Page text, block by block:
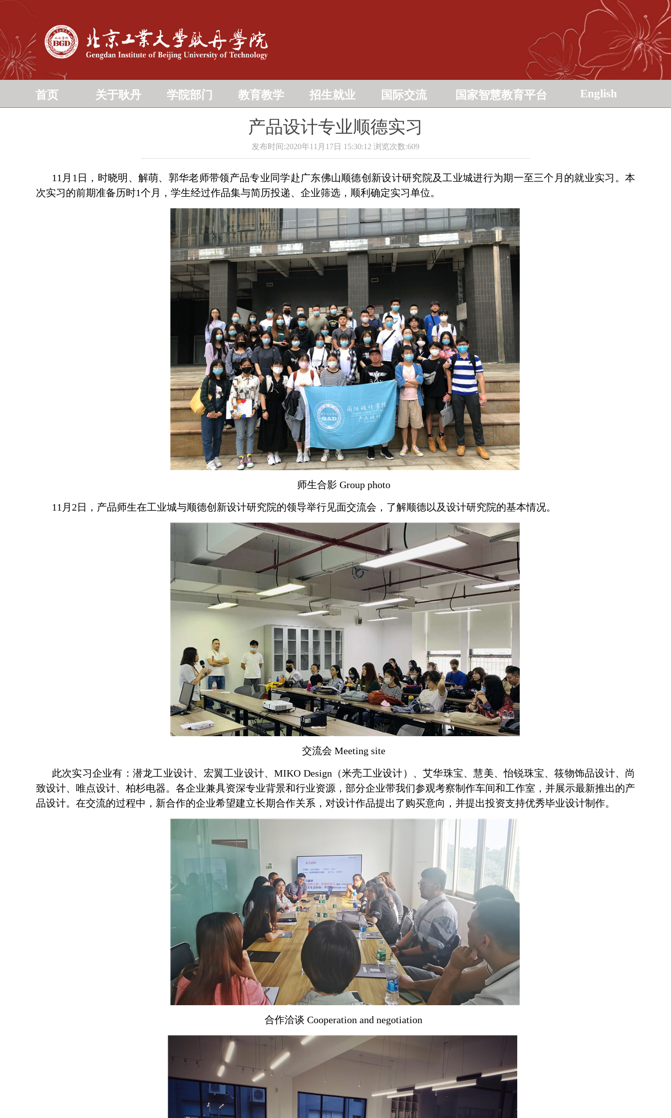
首页 关于耿丹 学院部门 教育教学 招生就业 国际交流 国家智慧教育平台 English
产品设计专业顺德实习
发布时间:2020年11月17日 15:30:12 浏览次数:609
11 月 1 日，时晓明、解萌、郭华老师带领产品专业同学赴广东佛山顺德创新设计研究院及工业城进行为期一至三个月的就业实习。本
次实习的前期准备历时1个月，学生经过作品集与简历投递、企业筛选，顺利确定实习单位。
师生合影 Group photo
11 月 2 日，产品师生在工业城与顺德创新设计研究院的领导举行见面交流会，了解顺德以及设计研究院的基本情况。
交流会 Meeting site
此次实习企业有：潜龙工业设计、宏翼工业设计、MIKO Design （米壳工业设计）、艾华珠宝、慧美、怡锐珠宝、筱物饰品设计、尚
致设计、唯点设计、柏杉电器。各企业兼具资深专业背景和行业资源，部分企业带我们参观考察制作车间和工作室，并展示最新推出的产
品设计。在交流的过程中，新合作的企业希望建立长期合作关系，对设计作品提出了购买意向，并提出投资支持优秀毕业设计制作。
合作洽谈 Cooperation and negotiation